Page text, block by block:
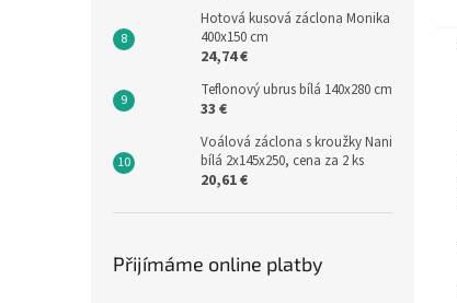
Hotová kusová záclona Monika
400x150 cm
24,74 €
Teflonový ubrus bílá 140x280 cm
33 €
Voálová záclona s kroužky Nani
bílá 2x145x250, cena za 2 ks
20,61 €
Přijímáme online platby